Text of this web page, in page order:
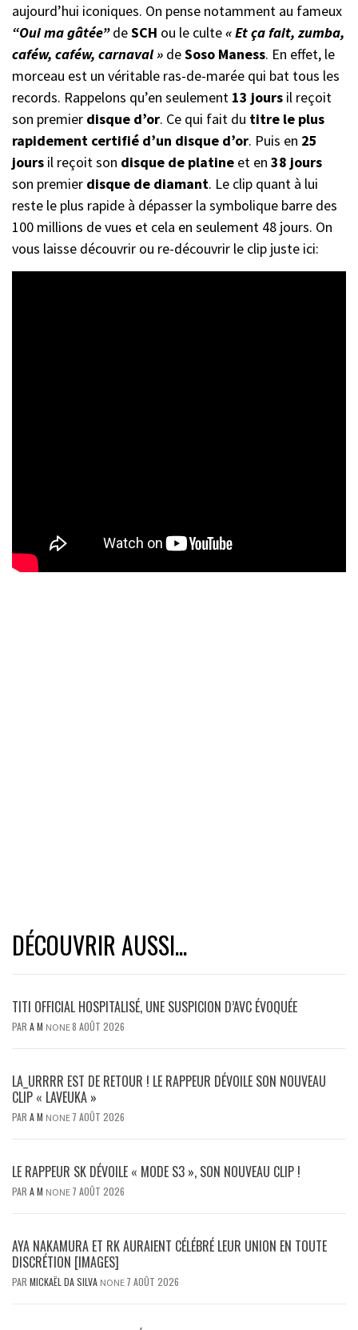
aujourd’hui iconiques. On pense notamment au fameux
“Oui ma gâtée”deSCH ou le culte« Et ça fait, zumba,
caféw, caféw, carnaval » deSoso Maness. En effet, le
morceau est un véritable ras-de-marée qui bat tous les
records. Rappelons qu’en seulement 13 jours il reçoit
son premier disque d’or. Ce qui fait du titre le plus
rapidement certifié d’un disque d’or. Puis en 25
jours il reçoit son disque de platine et en 38 jours
son premier disque de diamant. Le clip quant à lui
reste le plus rapide à dépasser la symbolique barre des
100 millions de vues et cela en seulement 48 jours. On
vous laisse découvrir ou re-découvrir le clip juste ici:
DÉCOUVRIR AUSSI...
TITI OFFICIAL HOSPITALISÉ, UNE SUSPICION D’AVC ÉVOQUÉE
PAR A M NONE8 AOÛT 2026
LA_URRRR EST DE RETOUR ! LE RAPPEUR DÉVOILE SON NOUVEAU
CLIP « LAVEUKA »
PAR A M NONE 7 AOÛT 2026
LE RAPPEUR SK DÉVOILE « MODE S3 », SON NOUVEAU CLIP !
PAR A M NONE 7 AOÛT 2026
AYA NAKAMURA ET RK AURAIENT CÉLÉBRÉ LEUR UNION EN TOUTE
DISCRÉTION [IMAGES]
PAR MICKAËL DA SILVA NONE 7 AOÛT 2026